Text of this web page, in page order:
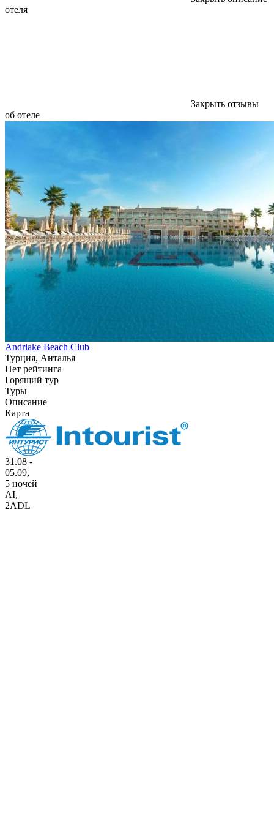
отеля
Закрыть отзывы
об отеле
Andriake Beach Club
Турция, Анталья
Нет рейтинга
Горящий тур
Туры
Описание
Карта
31.08 -
05.09,
5 ночей
AI,
2ADL